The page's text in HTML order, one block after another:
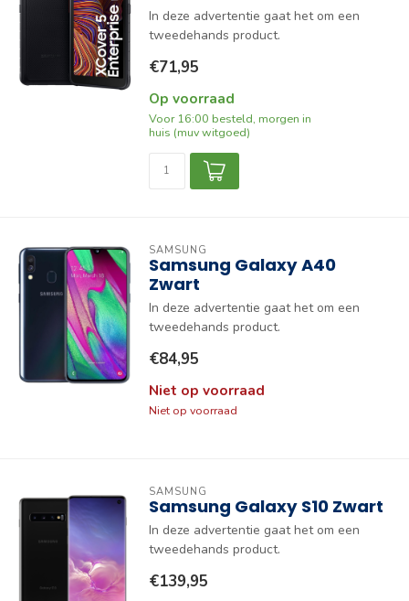
In deze advertentie gaat het om een
tweedehands product.
€71,95
Op voorraad
Voor 16:00 besteld, morgen in
huis (muv witgoed)
SAMSUNG
Samsung Galaxy A40
Zwart
In deze advertentie gaat het om een
tweedehands product.
€84,95
Niet op voorraad
Niet op voorraad
SAMSUNG
Samsung Galaxy S10 Zwart
In deze advertentie gaat het om een
tweedehands product.
€139,95